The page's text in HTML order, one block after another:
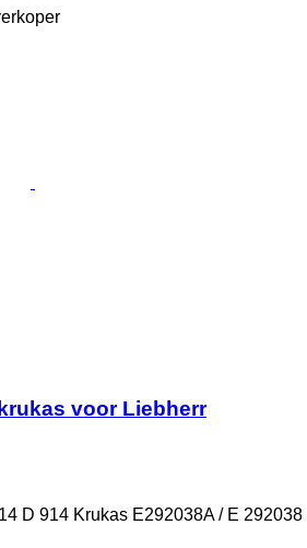
voor Liebherr
D 914 Krukas E292038A / E 292038